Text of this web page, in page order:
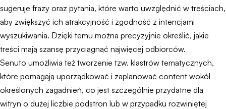
sugeruje frazy oraz pytania, które warto uwzględnić w treściach,
aby zwiększyć ich atrakcyjność i zgodność z intencjami
wyszukiwania. Dzięki temu można precyzyjnie określić, jakie
treści mają szansę przyciągnąć najwięcej odbiorców.
Senuto umożliwia też tworzenie tzw. klastrów tematycznych,
które pomagają uporządkować i zaplanować content wokół
określonych zagadnień, co jest szczególnie przydatne dla
witryn o dużej liczbie podstron lub w przypadku rozwiniętej